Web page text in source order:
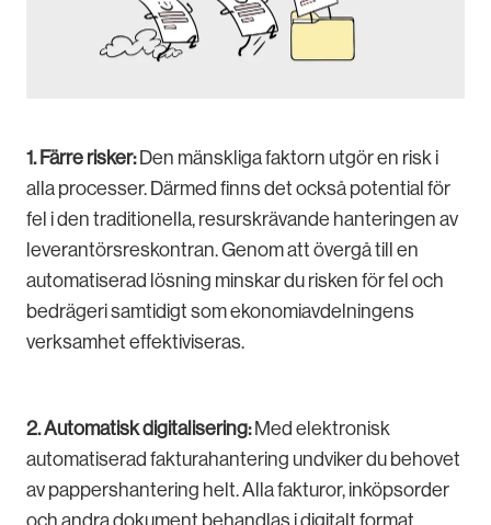
1. Färre risker:Den mänskliga faktorn utgör en risk i
alla processer. Därmed finns det också potential för
fel i den traditionella, resurskrävande hanteringen av
leverantörsreskontran. Genom att övergå till en
automatiserad lösning minskar du risken för fel och
bedrägeri samtidigt som ekonomiavdelningens
verksamhet effektiviseras.
2. Automatisk digitalisering:Med elektronisk
automatiserad fakturahantering undviker du behovet
av pappershantering helt. Alla fakturor, inköpsorder